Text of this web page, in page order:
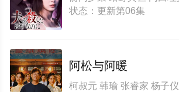
状态：更新第06集
阿松与阿暖
柯叔元 韩瑜 张睿家 杨子仪